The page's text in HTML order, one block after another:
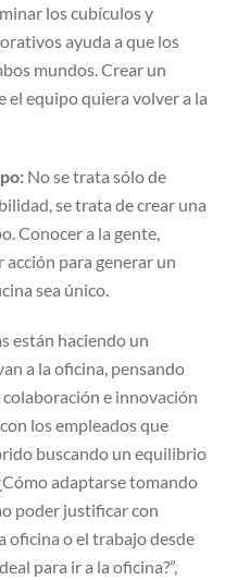
los cubículos y
ayuda a que los
mundos. Crear un
el equipo quiera volver a la
No se trata sólo de
se trata de crear una
Conocer a la gente,
acción para generar un
sea único.
están haciendo un
a la oficina, pensando
e innovación
los empleados que
buscando un equilibrio
adaptarse tomando
poder justificar con
oficina o el trabajo desde
para ir a la oficina?”,